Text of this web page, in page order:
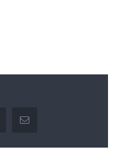
pinterestEmail